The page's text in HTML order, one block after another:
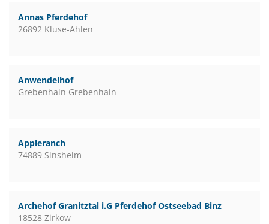
Annas Pferdehof
26892 Kluse-Ahlen
Anwendelhof
Grebenhain Grebenhain
Appleranch
74889 Sinsheim
Archehof Granitztal i.G Pferdehof Ostseebad Binz
18528 Zirkow